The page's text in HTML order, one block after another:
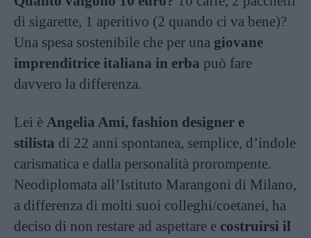
di sigarette, 1 aperitivo (2 quando ci va bene)?
Una spesa sostenibile che per una giovane
imprenditrice italiana in erba può fare
davvero la differenza.
Lei è Angelia Ami, fashion designer e
stilista di 22 anni spontanea, semplice, d’indole
carismatica e dalla personalità prorompente.
Neodiplomata all’Istituto Marangoni di Milano,
a differenza di molti suoi colleghi/coetanei, ha
deciso di non restare ad aspettare e costruirsi il